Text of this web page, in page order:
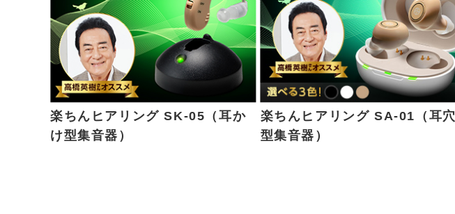
楽ちんヒアリング SK-05（耳か
け型集音器）
楽ちんヒアリング SA-01（耳穴
型集音器）